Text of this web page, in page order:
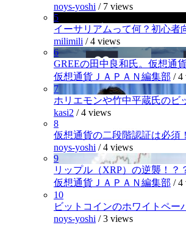
noys-yoshi / 7 views
5
イーサリアムって何？初心者
milimili /4 views
6
GREEの田中良和氏。仮想通
仮想通貨ＪＡＰＡＮ編集部 /4
7
ホリエモンや竹中平蔵氏のビ
kasi2 /4 views
8
仮想通貨の二段階認証は必須
noys-yoshi /4 views
9
リップル（XRP）の逆襲！？
仮想通貨ＪＡＰＡＮ編集部 /4
10
ビットコインのホワイトペー
noys-yoshi /3 views